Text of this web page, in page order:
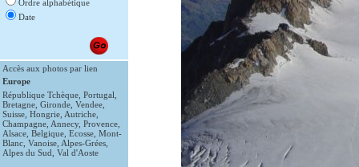
Ordre alphabétique
Date
Accès aux photos par lien
Europe
République Tchèque Portugal
Bretagne Gironde Vendee
Suisse Hongrie Autriche
Champagne Annecy, Provence
Alsace Belgique Ecosse Mont-
Blanc Vanoise Alpes-Grées
Alpes du Sud Val d'Aoste